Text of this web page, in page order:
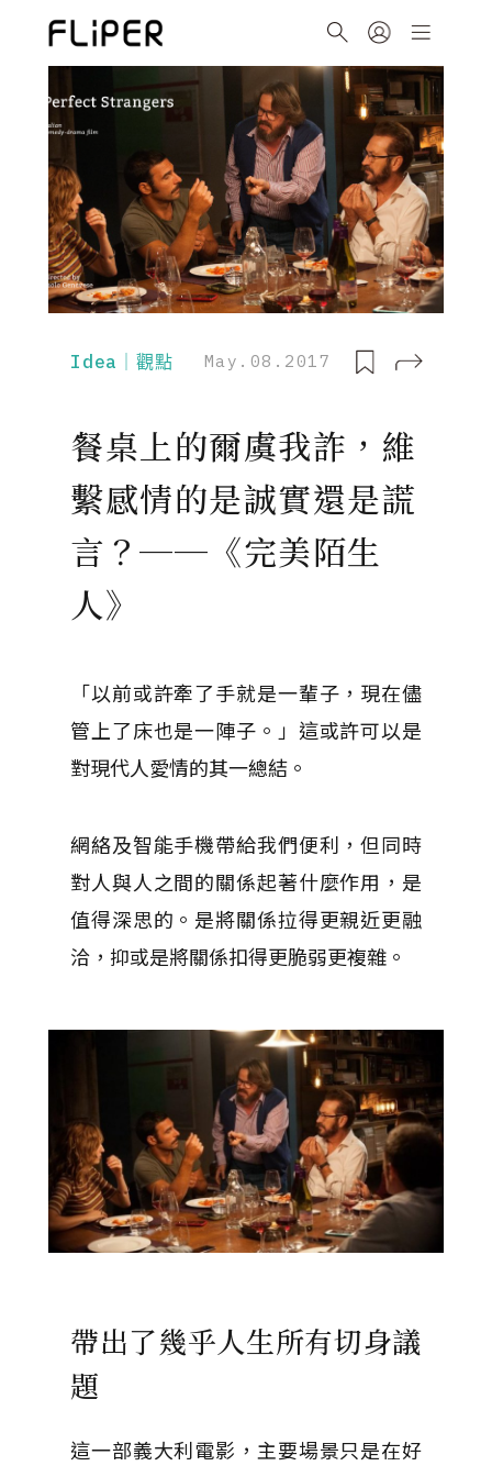
Idea｜觀點 May.08.2017
餐桌上的爾虞我詐，維
繫感情的是誠實還是謊
言？──《完美陌生
人》
「以前或許牽了手就是一輩子，現在儘
管上了床也是一陣子。」這或許可以是
對現代人愛情的其一總結。
網絡及智能手機帶給我們便利，但同時
對人與人之間的關係起著什麼作用，是
值得深思的。是將關係拉得更親近更融
洽，抑或是將關係扣得更脆弱更複雜。
帶出了幾乎人生所有切身議
題
這一部義大利電影，主要場景只是在好